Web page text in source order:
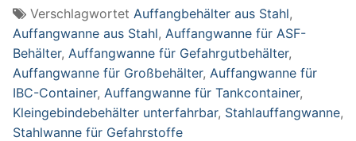
Fässer / Gebinde
Verschlagwortet Auffangbehälter aus Stahl,
Auffangwanne aus Stahl, Auffangwanne für ASF-
Behälter, Auffangwanne für Gefahrgutbehälter,
Auffangwanne für Großbehälter, Auffangwanne für
IBC-Container, Auffangwanne für Tankcontainer,
Kleingebindebehälter unterfahrbar, Stahlauffangwanne,
Stahlwanne für Gefahrstoffe